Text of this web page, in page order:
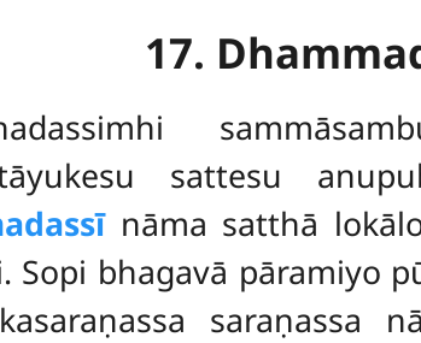
17.
sattesu
nāma satthā
Sopi bhagavā pāramiyo
saraṇassa